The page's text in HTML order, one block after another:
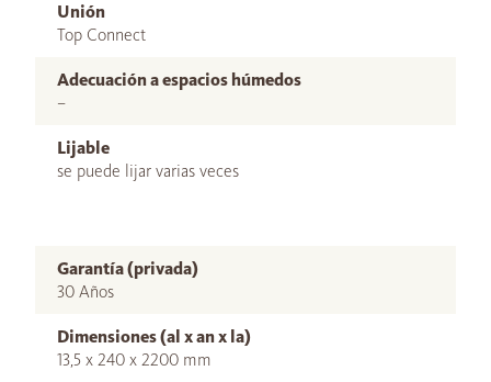
Unión
Top Connect
Adecuación a espacios húmedos
–
Lijable
se puede lijar varias veces
Garantía (privada)
30 Años
Dimensiones (al x an x la)
13,5 x 240 x 2200 mm